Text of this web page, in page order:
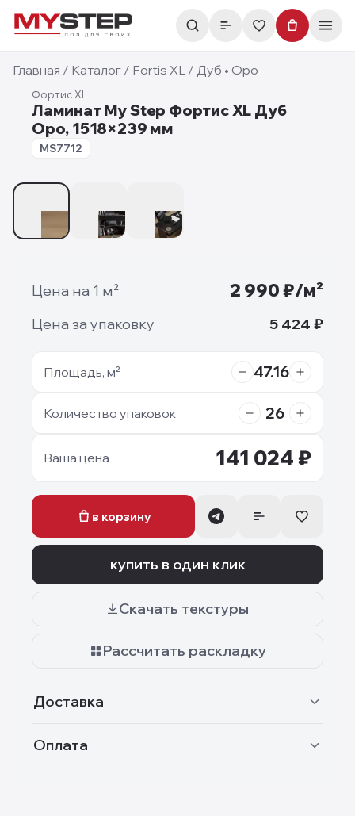
Главная / Каталог / Fortis XL / Дуб • Оро
12 мм
Фортис XL
Ламинат My Step Фортис XL Дуб
Оро, 1518×239 мм
MS7712
Цена на 1 м² 2 990₽/м²
Цена за упаковку 5 424 ₽
Площадь, м² 47.16
Количество упаковок 26
Ваша цена 141 024 ₽
в корзину
купить в один клик
Скачать текстуры
Рассчитать раскладку
Доставка
Оплата